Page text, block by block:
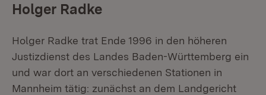
Holger Radke
Holger Radke trat Ende 1996 in den höheren
Justizdienst des Landes Baden-Württemberg ein
und war dort an verschiedenen Stationen in
Mannheim tätig: zunächst an dem Landgericht